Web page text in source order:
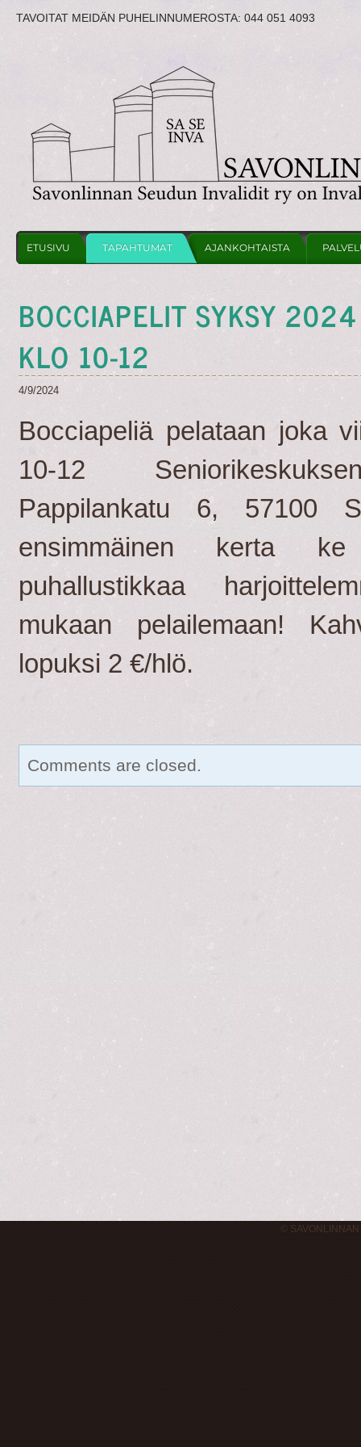
TAVOITAT MEIDÄN PUHELINNUMEROSTA: 044 051 4093
ETUSIVU TAPAHTUMAT AJANKOHTAISTA
BOCCIAPELIT SYKSY
KLO 10-12
4/9/2024
Bocciapeliä pelataan joka
10-12
Pappilankatu 6, 57100
ensimmäinen kerta
puhallustikkaa
mukaan pelailemaan!
lopuksi 2 €/hlö.
Comments are closed.
©